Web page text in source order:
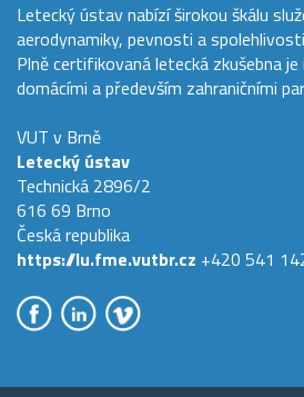
Letecký ústav nabízí širokou škálu
aerodynamiky, pevnosti a
Plně certifikovaná letecká zkušebna
domácími a především zahraničními
VUT v Brně
Letecký ústav
Technická 2896/2
616 69 Brno
Česká republika
https://lu.fme.vutbr.cz +420 541